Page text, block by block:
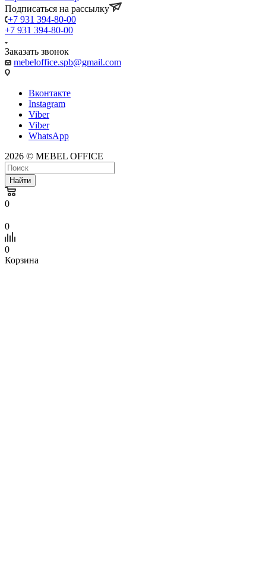
Подписаться на рассылку
+7 931 394-80-00
+7 931 394-80-00
Заказать звонок
mebeloffice.spb@gmail.com
Вконтакте
Instagram
Viber
Viber
WhatsApp
2026 © MEBEL OFFICE
Найти
0
0
0
Корзина